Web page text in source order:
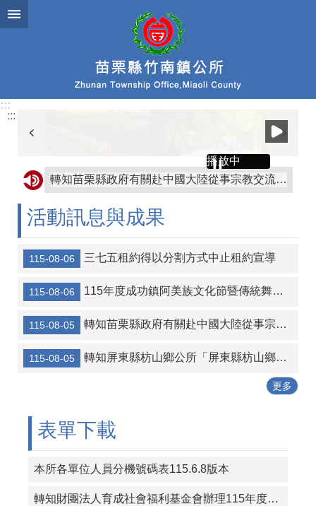
跳到主要內容區塊
:::
:::
播放中
轉知苗栗縣政府有關赴中國大陸從事宗教交流相關風險及注意事項
115年暑期保護青少年-青春專案
活動訊息與成果
115-08-06 三七五租約得以分割方式中止租約宣導
115-08-06 115年度成功鎮阿美族文化節暨傳統舞蹈競賽及族語推廣系列活動
115-08-05 轉知苗栗縣政府有關赴中國大陸從事宗教交流相關風險及注意事項
115-08-05 轉知屏東縣枋山鄉公所「屏東縣枋山鄉發放兒童節兒童禮金自治條例」部分條文公告、令、總說明、修正條文對照表及全部條文各1份
更多
表單下載
本所各單位人員分機號碼表115.6.8版本
轉知財團法人育成社會福利基金會辦理115年度「從CRPD到ISP－專業人員支持身心障礙者積極參與個別化服務計畫研習課程」報名簡章資料